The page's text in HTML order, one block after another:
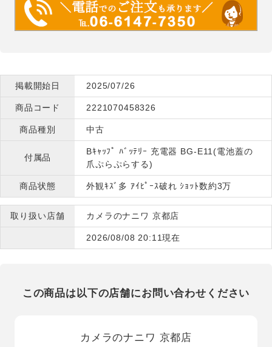
掲載開始日 2025/07/26
商品コード 2221070458326
商品種別 中古
付属品
Bｷｬｯﾌﾟ ﾊﾞｯﾃﾘｰ 充電器 BG-E11(電池蓋の
爪ぷらぷらする)
商品状態 外観ｷｽﾞ多 ｱｲﾋﾟｰｽ破れ ｼｮｯﾄ数約3万
取り扱い店舗 カメラのナニワ 京都店
2026/08/08 20:11現在
この商品は以下の店舗にお問い合わせください
カメラのナニワ 京都店